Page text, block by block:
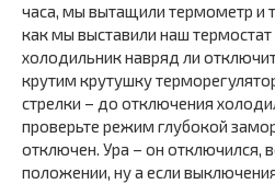
часа, мы вытащили термометр и
как мы выставили наш
холодильник навряд ли
крутим крутушку
стрелки – до отключения
проверьте режим глубокой
отключен. Ура – он отключился,
положении, ну а если